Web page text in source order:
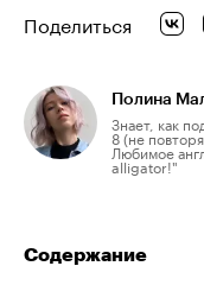
Поделиться
Полина
Знает, как
8 (не
Любимое
alligator!"
Содержание